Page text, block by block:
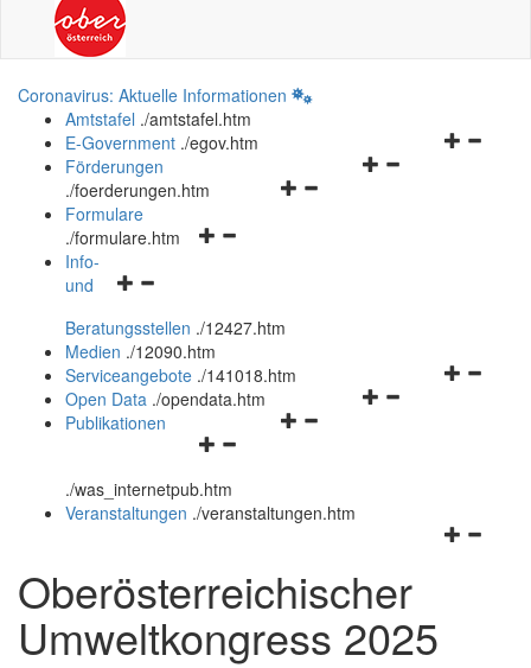
Coronavirus: Aktuelle Informationen
Amtstafel ./amtstafel.htm
Navigationsmenü
E-Government ./egov.htm
Navigationsmenü
Förderungen
./foerderungen.htm
Navigationsmenü
Formulare
./formulare.htm
Navigationsmenü
und
schließen
Info-
und
Beratungsstellen ./12427.htm
Medien ./12090.htm
Navigationsmenü
Serviceangebote ./141018.htm
Navigationsmenü
Open Data ./opendata.htm
Navigationsmenü
und
schließen
Publikationen
./was_internetpub.htm
Veranstaltungen ./veranstaltungen.htm
Oberösterreichischer
Umweltkongress 2025